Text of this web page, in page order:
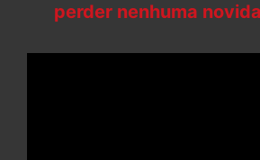
perder nenhuma